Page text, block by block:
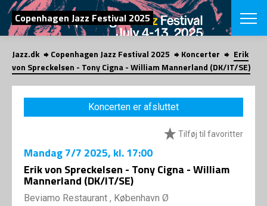
SØG
Copenhagen Jazz Festival 2025
English
VÆLG
VINTERJAZZ
Temaer
LOCATIONS
App
INFO
Jazz.dk Copenhagen Jazz Festival 2025 Koncerter
Erik
von Spreckelsen - Tony Cigna - William Mannerland (DK/IT/SE)
Koncerten er afsluttet
Tilføj til favoritter
Mandag7/7 2025, kl. 17:00
Erik von Spreckelsen - Tony Cigna - William
Mannerland (DK/IT/SE)
Beviamo Restaurant , København Ø